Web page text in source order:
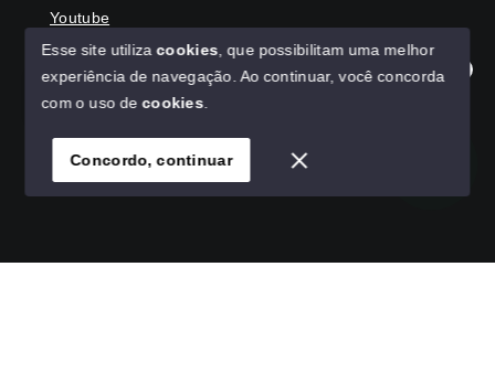
Olá! Agradecemos seu contato, como podemos ajudar?
Youtube
© Copyright 2026 - HAGA IMÓVEIS - Todos os direitos
SITE PARA IMOBILIARIA
Esse site utilizacookies , que possibilitam uma melhor
experiência de navegação. Ao continuar, você concorda
com o uso decookies
Concordo, continuar